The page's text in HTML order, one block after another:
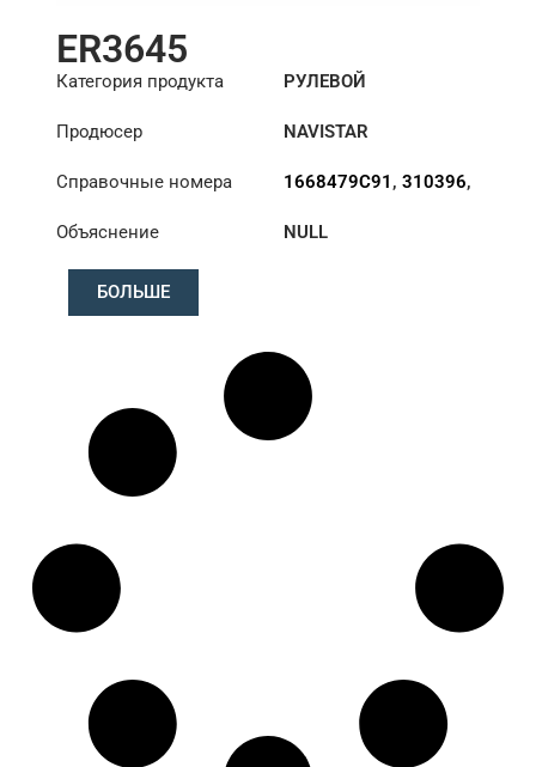
ER3645
Категория продукта
РУЛЕВОЙ
Продюсер
NAVISTAR
Справочные номера 1668479C91 , 310396,
ES3031L
Объяснение NULL
БОЛЬШЕ